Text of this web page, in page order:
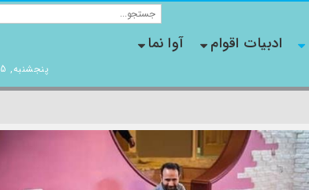
پنجشنبه, 15 مرداد,1405
ادبیات اقوام آوا نما